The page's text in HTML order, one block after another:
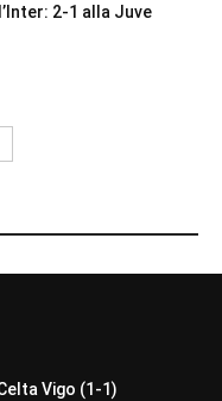
2-1 alla Juve
Vigo (1-1)